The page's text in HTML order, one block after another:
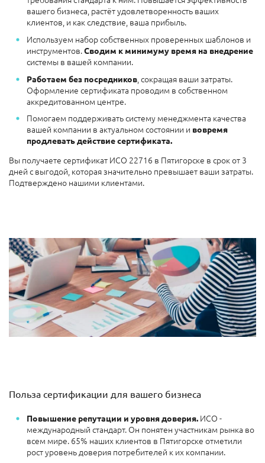
вашего бизнеса, растёт удовлетворенность ваших
клиентов, и как следствие, ваша прибыль.
Используем набор собственных проверенных шаблонов и
инструментов.Сводим к минимуму время на внедрение
системы в вашей компании.
Работаем без посредников , сокращая ваши затраты.
Оформление сертификата проводим в собственном
аккредитованном центре.
Помогаем поддерживать систему менеджмента качества
вашей компании в актуальном состоянии и вовремя
продлевать действиесертификата.
Вы получаете сертификат ИСО 22716 в Пятигорске в срок от 3
дней с выгодой, которая значительно превышает ваши затраты.
Подтверждено нашими клиентами.
Польза сертификации для вашего бизнеса
Повышение репутации и уровня доверия. ИСО -
международный стандарт. Он понятен участникам рынка во
всем мире. 65% наших клиентов в Пятигорске отметили
рост уровень доверия потребителей к их компании.